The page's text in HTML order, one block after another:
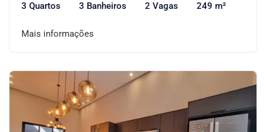
3 Quartos 3 Banheiros 2 Vagas 249 m²
Mais informações